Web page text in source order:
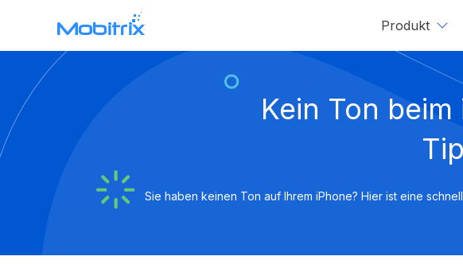
Produkt
Mobitrix WhatsApp Transfer
iCloud-
Kein Ton
Sie haben keinen Ton auf Ihrem iPhone? Hier ist eine